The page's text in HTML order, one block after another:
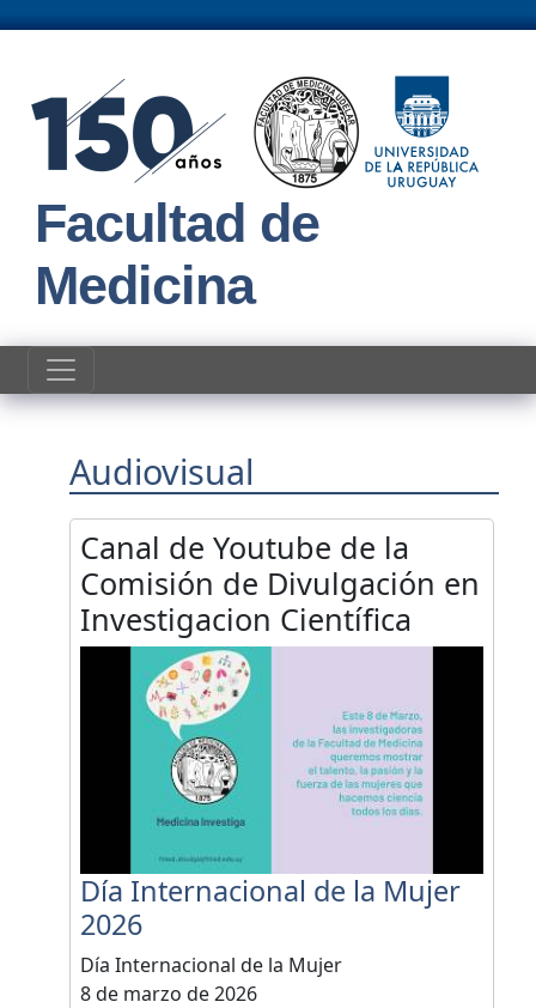
Facultad de
Medicina
Audiovisual
Canal de Youtube de la
Comisión de Divulgación en
Investigacion Científica
Día Internacional de la Mujer
2026
Día Internacional de la Mujer
8 de marzo de 2026